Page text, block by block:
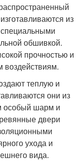
из
специальными
обшивкой.
прочностью и
воздействиям.
теплую и
они из
особый шарм и
двери
ухода и
вида.